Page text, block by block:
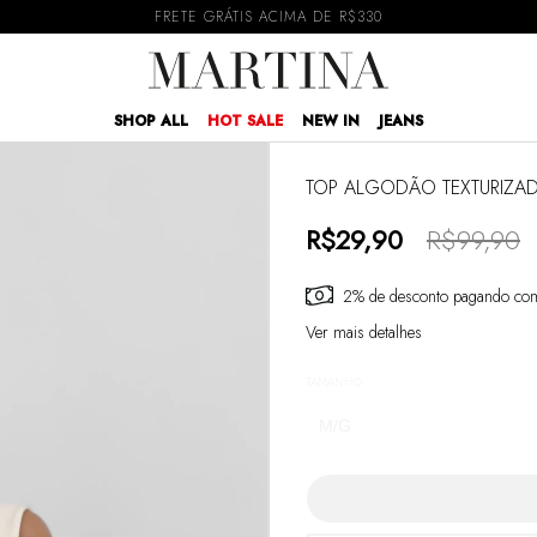
ATÉ 6x SEM JUROS
SHOP ALL HOT SALE NEW IN
JEANS
TOP ALGODÃO
R$29,90 R$99,90
2% de desconto pagando
Ver mais detalhes